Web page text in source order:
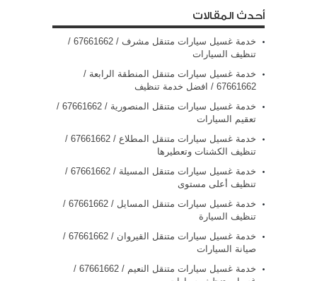
أحدث المقالات
خدمة غسيل سيارات متنقل مشرف / 67661662 /
تنظيف السيارات
خدمة غسيل سيارات متنقل المنطقة الرابعة /
67661662 / افضل خدمة تنظيف
خدمة غسيل سيارات متنقل المنصورية / 67661662 /
تعقيم السيارات
خدمة غسيل سيارات متنقل المطلاع / 67661662 /
تنظيف الكشنات وتعطيرها
خدمة غسيل سيارات متنقل المسيلة / 67661662 /
تنظيف أعلى مستوى
خدمة غسيل سيارات متنقل المسايل / 67661662 /
تنظيف السيارة
خدمة غسيل سيارات متنقل القيروان / 67661662 /
صيانة السيارات
خدمة غسيل سيارات متنقل النعيم / 67661662 /